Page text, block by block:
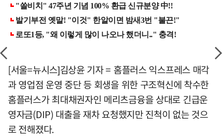
[서울=뉴시스]김상윤 기자 = 홈플러스 익스프레스 매각
과 영업점 운영 중단 등 회생을 위한 구조혁신에 착수한
홈플러스가 최대채권자인 메리츠금융을 상대로 긴급운
영자금(DIP) 대출을 재차 요청했지만 진척이 없는 것으
로 전해졌다.